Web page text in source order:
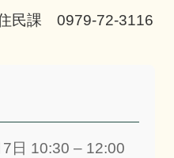
民課 0979-72-3116
日 10:30 – 12:00